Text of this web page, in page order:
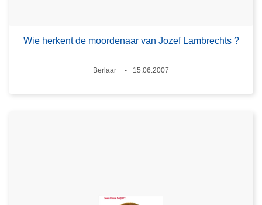
Wie herkent de moordenaar van Jozef Lambrechts ?
Plaats
Berlaar
15.06.2007